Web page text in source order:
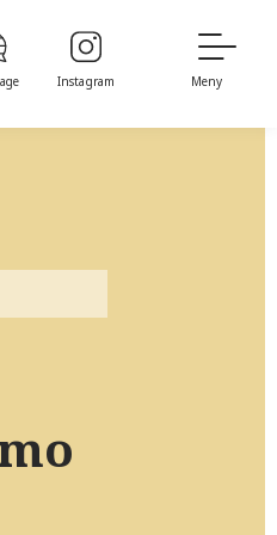
Instagram Meny